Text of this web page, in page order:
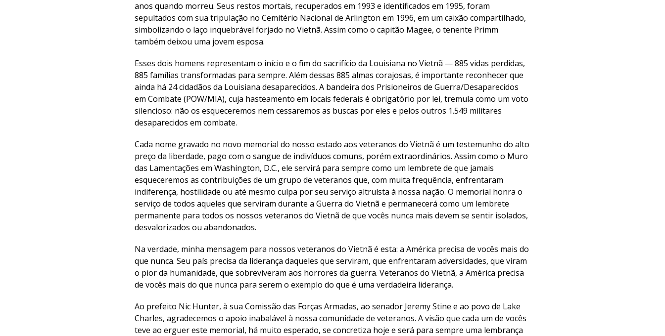
anos quando morreu. Seus restos mortais, recuperados em 1993 e identificados em 1995, foram
sepultados com sua tripulação no Cemitério Nacional de Arlington em 1996, em um caixão compartilhado,
simbolizando o laço inquebrável forjado no Vietnã. Assim como o capitão Magee, o tenente Primm
também deixou uma jovem esposa.
Esses dois homens representam o início e o fim do sacrifício da Louisiana no Vietnã — 885 vidas perdidas,
885 famílias transformadas para sempre. Além dessas 885 almas corajosas, é importante reconhecer que
ainda há 24 cidadãos da Louisiana desaparecidos. A bandeira dos Prisioneiros de Guerra/Desaparecidos
em Combate (POW/MIA), cuja hasteamento em locais federais é obrigatório por lei, tremula como um voto
silencioso: não os esqueceremos nem cessaremos as buscas por eles e pelos outros 1.549 militares
desaparecidos em combate.
Cada nome gravado no novo memorial do nosso estado aos veteranos do Vietnã é um testemunho do alto
preço da liberdade, pago com o sangue de indivíduos comuns, porém extraordinários. Assim como o Muro
das Lamentações em Washington, D.C., ele servirá para sempre como um lembrete de que jamais
esqueceremos as contribuições de um grupo de veteranos que, com muita frequência, enfrentaram
indiferença, hostilidade ou até mesmo culpa por seu serviço altruísta à nossa nação. O memorial honra o
serviço de todos aqueles que serviram durante a Guerra do Vietnã e permanecerá como um lembrete
permanente para todos os nossos veteranos do Vietnã de que vocês nunca mais devem se sentir isolados,
desvalorizados ou abandonados.
Na verdade, minha mensagem para nossos veteranos do Vietnã é esta: a América precisa de vocês mais do
que nunca. Seu país precisa da liderança daqueles que serviram, que enfrentaram adversidades, que viram
o pior da humanidade, que sobreviveram aos horrores da guerra. Veteranos do Vietnã, a América precisa
de vocês mais do que nunca para serem o exemplo do que é uma verdadeira liderança.
Ao prefeito Nic Hunter, à sua Comissão das Forças Armadas, ao senador Jeremy Stine e ao povo de Lake
Charles, agradecemos o apoio inabalável à nossa comunidade de veteranos. A visão que cada um de vocês
teve ao erguer este memorial, há muito esperado, se concretiza hoje e será para sempre uma lembrança